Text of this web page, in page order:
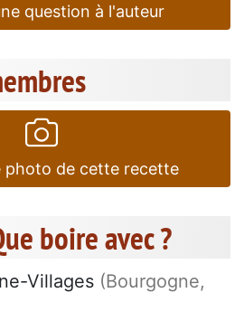
question à l'auteur
photo de cette recette
boire avec ?
Villages (Bourgogne,